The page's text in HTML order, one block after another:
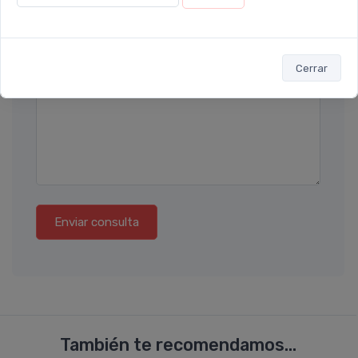
Cerrar
Enviar consulta
También te recomendamos...